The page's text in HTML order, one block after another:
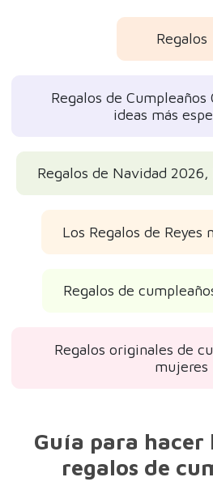
Regalos
Regalos de
ideas más
Regalos de Navidad
Los Regalos de Reyes
Regalos de
Regalos originales de
mujeres
Guía para hacer
regalos de